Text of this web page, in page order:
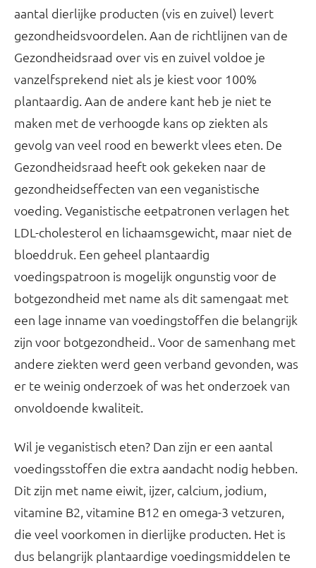
aantal dierlijke producten (vis en zuivel) levert
gezondheidsvoordelen. Aan de richtlijnen van de
Gezondheidsraad over vis en zuivel voldoe je
vanzelfsprekend niet als je kiest voor 100%
plantaardig. Aan de andere kant heb je niet te
maken met de verhoogde kans op ziekten als
gevolg van veel rood en bewerkt vlees eten. De
Gezondheidsraad heeft ook gekeken naar de
gezondheidseffecten van een veganistische
voeding. Veganistische eetpatronen verlagen het
LDL-cholesterol en lichaamsgewicht, maar niet de
bloeddruk. Een geheel plantaardig
voedingspatroon is mogelijk ongunstig voor de
botgezondheid met name als dit samengaat met
een lage inname van voedingstoffen die belangrijk
zijn voor botgezondheid.. Voor de samenhang met
andere ziekten werd geen verband gevonden, was
er te weinig onderzoek of was het onderzoek van
onvoldoende kwaliteit.
Wil je veganistisch eten? Dan zijn er een aantal
voedingsstoffen die extra aandacht nodig hebben.
Dit zijn met name eiwit, ijzer, calcium, jodium,
vitamine B2, vitamine B12 en omega-3 vetzuren,
die veel voorkomen in dierlijke producten. Het is
dus belangrijk plantaardige voedingsmiddelen te